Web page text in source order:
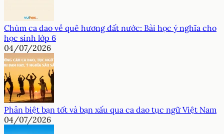
Chùm ca dao về quê hương đất nước: Bài học ý nghĩa cho
học sinh lớp 6
04/07/2026
Phân biệt bạn tốt và bạn xấu qua ca dao tục ngữ Việt Nam
04/07/2026